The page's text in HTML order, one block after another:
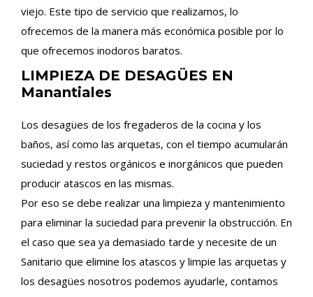
viejo. Este tipo de servicio que realizamos, lo
ofrecemos de la manera más económica posible por lo
que ofrecemos inodoros baratos.
LIMPIEZA DE DESAGÜES EN
Manantiales
Los desagües de los fregaderos de la cocina y los
baños, así como las arquetas, con el tiempo acumularán
suciedad y restos orgánicos e inorgánicos que pueden
producir atascos en las mismas.
Por eso se debe realizar una limpieza y mantenimiento
para eliminar la suciedad para prevenir la obstrucción. En
el caso que sea ya demasiado tarde y necesite de un
Sanitario que elimine los atascos y limpie las arquetas y
los desagües nosotros podemos ayudarle, contamos